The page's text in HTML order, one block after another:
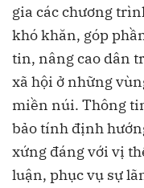
gia các chương
khó khăn, góp
tin, nâng cao dân
xã hội ở những
miền núi. Thông
bảo tính định
xứng đáng với vị
luận, phục vụ sự